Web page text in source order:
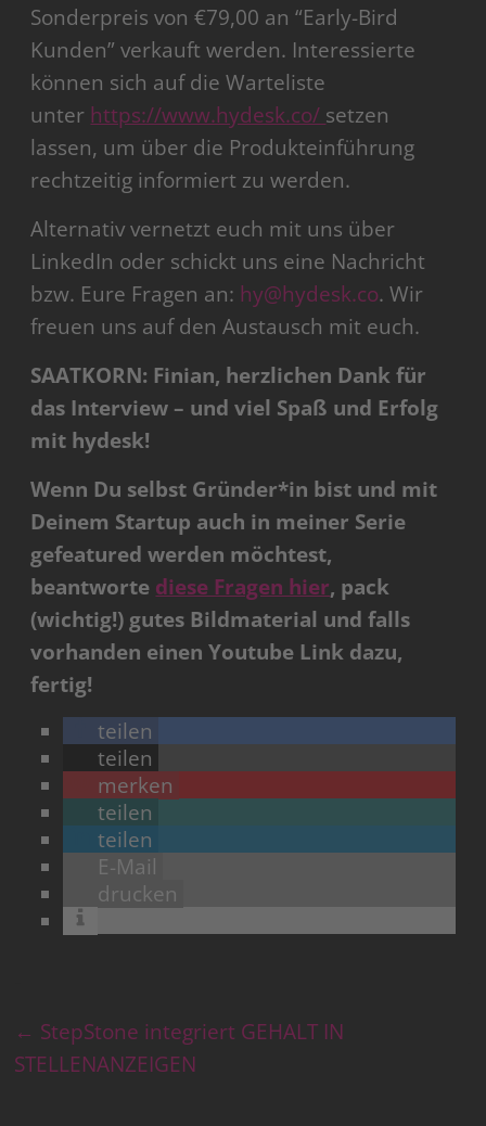
Sonderpreis von €79,00 an “Early-Bird
Kunden” verkauft werden. Interessierte
können sich auf die Warteliste
unter https://www.hydesk.co/ setzen
lassen, um über die Produkteinführung
rechtzeitig informiert zu werden.
Alternativ vernetzt euch mit uns über
LinkedIn oder schickt uns eine Nachricht
bzw. Eure Fragen an: hy@hydesk.co. Wir
freuen uns auf den Austausch mit euch.
SAATKORN: Finian, herzlichen Dank für
das Interview – und viel Spaß und Erfolg
mit hydesk!
Wenn Du selbst Gründer*in bist und mit
Deinem Startup auch in meiner Serie
gefeatured werden möchtest,
beantworte diese Fragen hier, pack
(wichtig!) gutes Bildmaterial und falls
vorhanden einen Youtube Link dazu,
fertig!
teilen
teilen
merken
teilen
teilen
E-Mail
drucken
← StepStone integriert GEHALT IN
STELLENANZEIGEN